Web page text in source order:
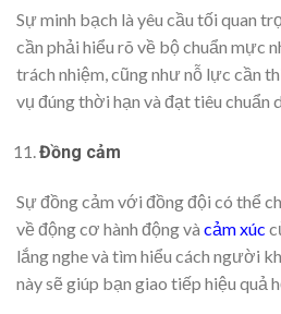
Sự minh bạch là yêu cầu tối quan
cần phải hiểu rõ về bộ chuẩn mực
trách nhiệm, cũng như nỗ lực cần
vụ đúng thời hạn và đạt tiêu chuẩn
Đồng cảm
Sự đồng cảm với đồng đội có thể
về động cơ hành động và cảm xúc
lắng nghe và tìm hiểu cách người
này sẽ giúp bạn giao tiếp hiệu quả